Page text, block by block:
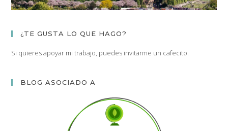
¿TE GUSTA LO QUE HAGO?
Si quieres apoyar mi trabajo, puedes invitarme un cafecito.
BLOG ASOCIADO A